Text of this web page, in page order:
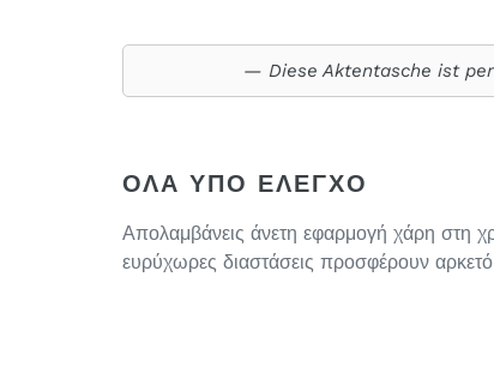
Diese Aktentasche ist
ΌΛΑ ΥΠΌ ΈΛΕΓΧΟ
Απολαμβάνεις άνετη εφαρμογή χάρη στη
ευρύχωρες διαστάσεις προσφέρουν